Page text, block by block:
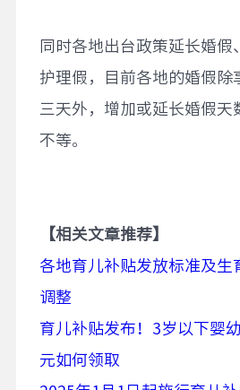
同时各地出台政策延长婚假
护理假，目前各地的婚假除
三天外，增加或延长婚假天
不等。
【相关文章推荐】
各地育儿补贴发放标准及生
调整
育儿补贴发布！3岁以下婴
元如何领取